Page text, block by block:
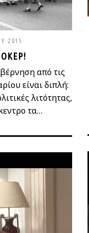
2015
από τις
είναι διπλή:
λιτότητας,
τα…